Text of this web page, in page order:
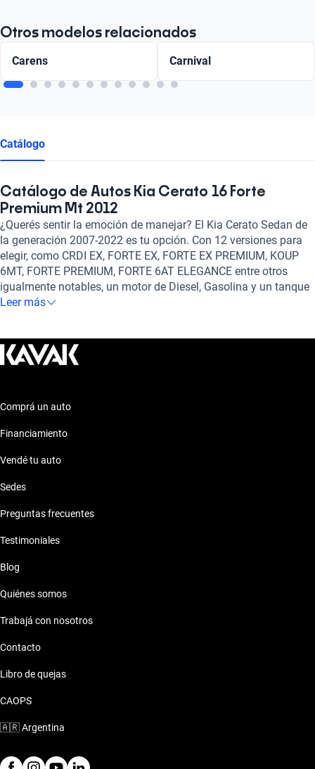
Otros modelos relacionados
Carens Carnival
Catálogo
Catálogo de Autos Kia Cerato 16 Forte
Premium Mt 2012
¿Querés sentir la emoción de manejar? El Kia Cerato Sedan de
la generación 2007-2022 es tu opción. Con 12 versiones para
elegir, como CRDI EX, FORTE EX, FORTE EX PREMIUM, KOUP
6MT, FORTE PREMIUM, FORTE 6AT ELEGANCE entre otros
igualmente notables, un motor de Diesel, Gasolina y un tanque
de 1.6, 2, 2.0, 1.6 litros de capacidad, y transmisión Manual,
Leer más
Comprá un auto
Financiamiento
Vendé tu auto
Sedes
Preguntas frecuentes
Testimoniales
Blog
Quiénes somos
Trabajá con nosotros
Contacto
Libro de quejas
CAOPS
🇦🇷Argentina